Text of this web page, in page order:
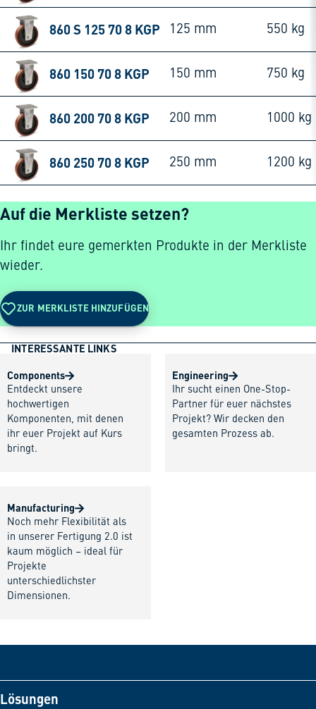
860 S 125 70 8 KGP 125 mm 550 kg
860 150 70 8 KGP 150 mm 750 kg
860 200 70 8 KGP 200 mm 1000 kg
860 250 70 8 KGP 250 mm 1200 kg
Auf die Merkliste setzen?
Ihr findet eure gemerkten Produkte in der Merkliste
wieder.
ZUR MERKLISTE HINZUFÜGEN
INTERESSANTE LINKS
Components
Entdeckt unsere
hochwertigen
Komponenten, mit denen
ihr euer Projekt auf Kurs
bringt.
Engineering
Ihr sucht einen One-Stop-
Partner für euer nächstes
Projekt? Wir decken den
gesamten Prozess ab.
Manufacturing
Noch mehr Flexibilität als
in unserer Fertigung 2.0 ist
kaum möglich – ideal für
Projekte
unterschiedlichster
Dimensionen.
Lösungen